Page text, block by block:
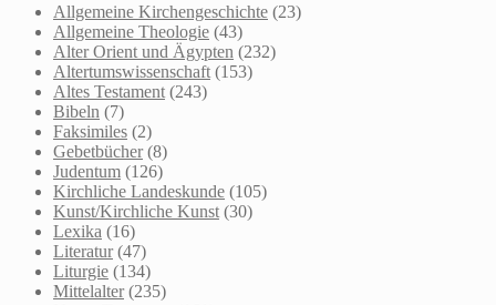
Allgemeine Kirchengeschichte (23)
Allgemeine Theologie (43)
Alter Orient und Ägypten (232)
Altertumswissenschaft (153)
Altes Testament (243)
Bibeln (7)
Faksimiles (2)
Gebetbücher (8)
Judentum (126)
Kirchliche Landeskunde (105)
Kunst/Kirchliche Kunst (30)
Lexika (16)
Literatur (47)
Liturgie (134)
Mittelalter (235)